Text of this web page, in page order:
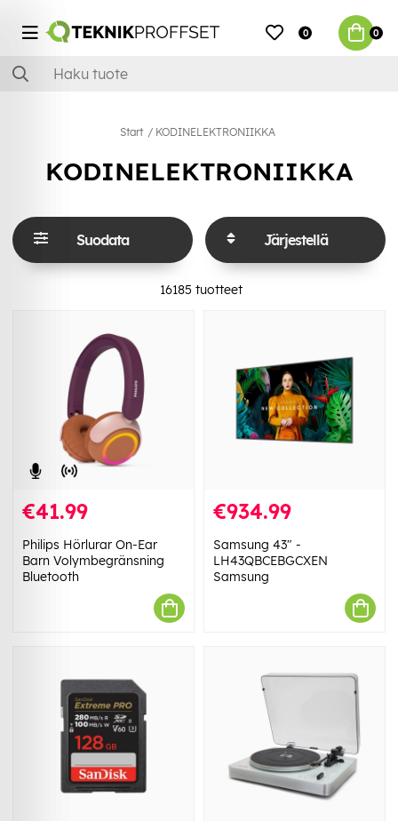
0 0
Start KODINELEKTRONIIKKA
KODINELEKTRONIIKKA
Suodata Järjestellä
16185 tuotteet
€41.99
Philips Hörlurar On-Ear
Barn Volymbegränsning
Bluetooth
€934.99
Samsung 43" -
LH43QBCEBGCXEN
Samsung